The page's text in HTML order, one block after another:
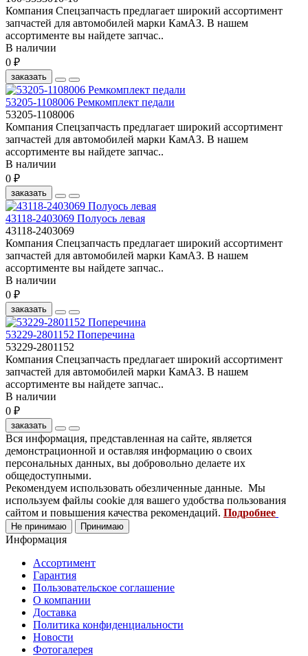
Компания Спецзапчасть предлагает широкий ассортимент
запчастей для автомобилей марки КамАЗ. В нашем
ассортименте вы найдете запчас..
В наличии
0 ₽
заказать
53205-1108006 Ремкомплект педали
53205-1108006
Компания Спецзапчасть предлагает широкий ассортимент
запчастей для автомобилей марки КамАЗ. В нашем
ассортименте вы найдете запчас..
В наличии
0 ₽
заказать
43118-2403069 Полуось левая
43118-2403069
Компания Спецзапчасть предлагает широкий ассортимент
запчастей для автомобилей марки КамАЗ. В нашем
ассортименте вы найдете запчас..
В наличии
0 ₽
заказать
53229-2801152 Поперечина
53229-2801152
Компания Спецзапчасть предлагает широкий ассортимент
запчастей для автомобилей марки КамАЗ. В нашем
ассортименте вы найдете запчас..
В наличии
0 ₽
заказать
Вся информация, представленная на сайте, является
демонстрационной и оставляя информацию о своих
персональных данных, вы добровольно делаете их
общедоступными.
Рекомендуем использовать обезличенные данные. Мы
используем файлы cookie для вашего удобства пользования
сайтом и повышения качества рекомендаций. Подробнее
Не принимаю Принимаю
Информация
Ассортимент
Гарантия
Пользовательское соглашение
О компании
Доставка
Политика конфиденциальности
Новости
Фотогалерея